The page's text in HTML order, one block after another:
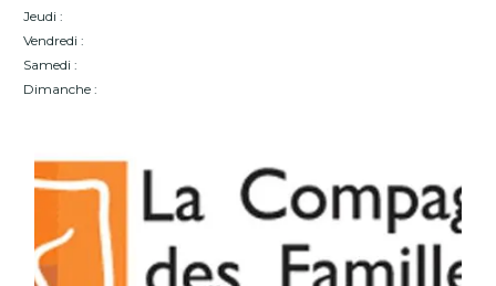
Jeudi :
Vendredi :
Samedi :
Dimanche :